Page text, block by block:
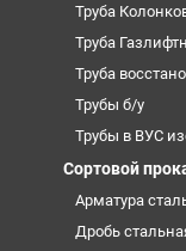
Труба
Труба
Труба
Трубы б/у
Трубы в ВУС
Сортовой
Арматура
Дробь